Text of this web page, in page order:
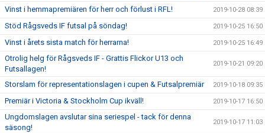
Vinst i hemmapremiären för herr och förlust i RFL! 2019-10-28 08:39
Stöd Rågsveds IF futsal på söndag! 2019-10-25 16:50
Vinst i årets sista match för herrarna! 2019-10-25 16:49
Otrolig helg för Rågsveds IF - Grattis Flickor U13 och
Futsallagen!
2019-10-21 09:20
Storslam för representationslagen i cupen & Futsalpremiär 2019-10-18 09:35
Premiär i Victoria & Stockholm Cup ikväll! 2019-10-17 16:50
Ungdomslagen avslutar sina seriespel - tack för denna
säsong!
2019-10-17 11:03